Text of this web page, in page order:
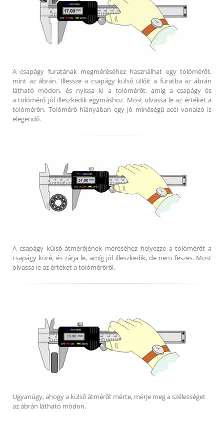
A csapágy furatának megméréséhez használhat egy tolómérőt,
mint az ábrán. Illessze a csapágy külső üllőit a furatba az ábrán
látható módon, és nyissa ki a tolómérőt, amíg a csapágy és
a tolómérő jól illeszkedik egymáshoz. Most olvassa le az értéket a
tolómérőn. Tolómérő hiányában egy jó minőségű acél vonalzó is
elegendő.
A csapágy külső átmérőjének méréséhez helyezze a tolómérőt a
csapágy köré, és zárja le, amíg jól illeszkedik, de nem feszes. Most
olvassa le az értéket a tolómérőről.
Ugyanúgy, ahogy a külső átmérőt mérte, mérje meg a szélességet
az ábrán látható módon.